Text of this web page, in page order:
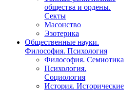
общества и ордены.
Секты
Масонство
Эзотерика
Общественные науки.
Философия. Психология
Философия. Семиотика
Психология.
Социология
История. Исторические